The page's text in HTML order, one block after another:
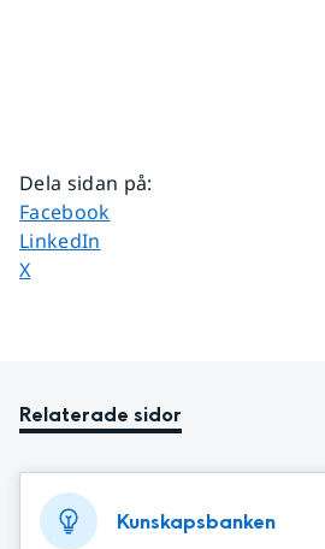
Dela sidan på:
Dela sidan på
Facebook
Dela sidan på
LinkedIn
Dela sidan på
X
Relaterade sidor
Kunskapsbanken